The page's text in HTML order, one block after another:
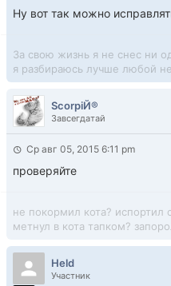
Ну вот так можно
За свою жизнь я не снес ни
я разбираюсь лучше любой
ScorpiЙ®
Завсегдатай
Ср авг 05, 2015 6:11 pm
проверяйте
не покормил кота? испортил
метнул в кота тапком?
Held
Участник